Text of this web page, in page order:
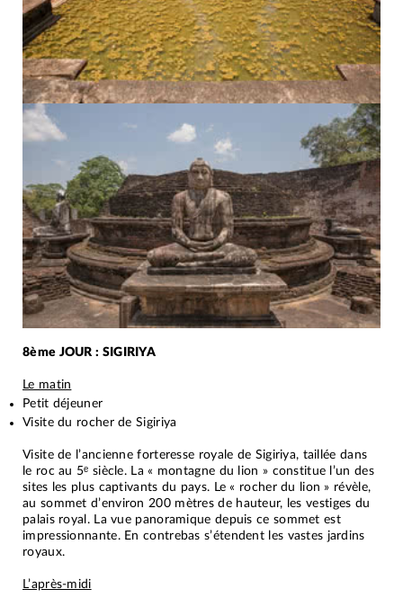
8ème JOUR : SIGIRIYA
Le matin
Petit déjeuner
Visite du rocher de Sigiriya
Visite de l’ancienne forteresse royale de Sigiriya, taillée dans
le roc au 5ᵉ siècle. La « montagne du lion » constitue l’un des
sites les plus captivants du pays. Le « rocher du lion » révèle,
au sommet d’environ 200 mètres de hauteur, les vestiges du
palais royal. La vue panoramique depuis ce sommet est
impressionnante. En contrebas s’étendent les vastes jardins
royaux.
L’après-midi